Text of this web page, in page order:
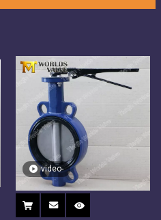
video-